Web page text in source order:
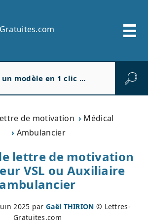
de motivation
Médical
Ambulancier
lettre de motivation
VSL ou Auxiliaire
ambulancier
2025 parGaël THIRION © Lettres-
Gratuites.com